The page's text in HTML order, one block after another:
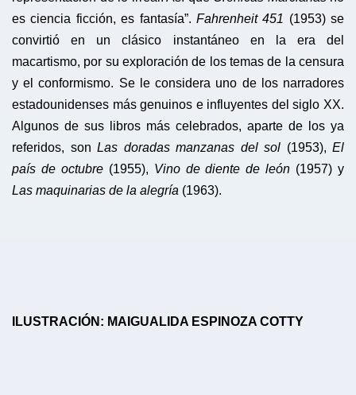
es ciencia ficción, es fantasía”. Fahrenheit 451 (1953) se
convirtió en un clásico instantáneo en la era del
macartismo, por su exploración de los temas de la censura
y el conformismo. Se le considera uno de los narradores
estadounidenses más genuinos e influyentes del siglo XX.
Algunos de sus libros más celebrados, aparte de los ya
referidos, son Las doradas manzanas del sol (1953), El
país de octubre(1955), Vino de diente de león (1957) y
Las maquinarias de la alegría (1963).
ILUSTRACIÓN: MAIGUALIDA ESPINOZA COTTY